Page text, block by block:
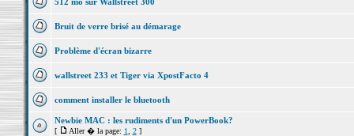
Bruit de verre brisé au démarage
Problème d'écran bizarre
wallstreet 233 et Tiger via XpostFacto 4
comment installer le bluetooth
Newbie MAC : les rudiments d'un PowerBook?
[ Aller � la page: 1 2]